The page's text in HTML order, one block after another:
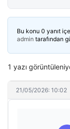
Bu konu 0 yanıt
admin tarafından
1 yazı
21/05/2026: 10:02